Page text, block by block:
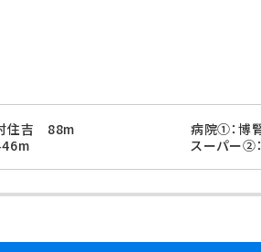
住吉 88m
病院①：博
スーパー②